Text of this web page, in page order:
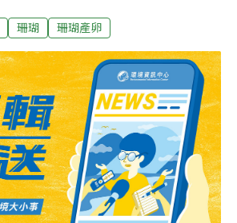
的調查顯示，東沙珊瑚產卵時間較墾
觀察水溫變化，終於在國曆4月17日
間9點多，於東沙島北岸拍攝到角星珊
色顆粒為角星珊瑚所釋放的精卵束，
海域珊瑚礁第一次紀錄到珊瑚產卵的
珊瑚 珊瑚產卵